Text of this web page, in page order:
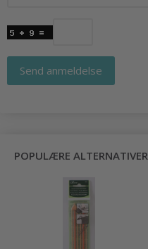
Send anmeldelse
POPULÆRE ALTERNATIVER